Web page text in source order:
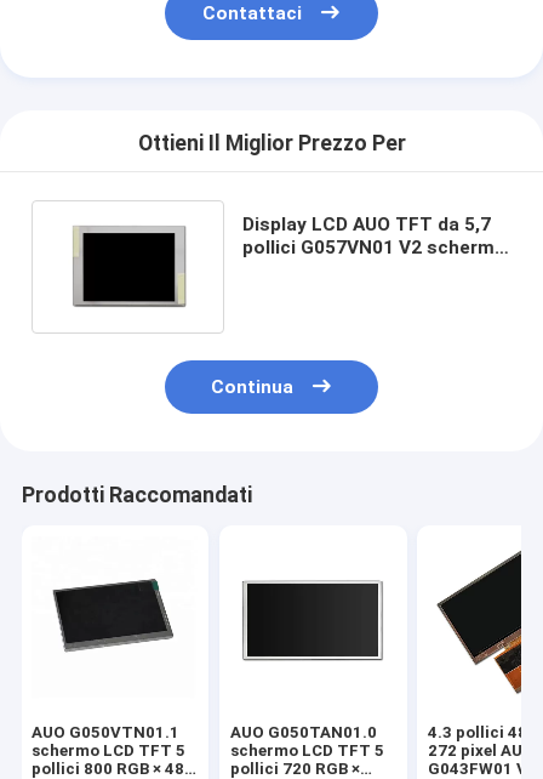
Contattaci
Ottieni Il Miglior Prezzo Per
Display LCD AUO TFT da 5,7
pollici G057VN01 V2 schermo
Continua
Prodotti Raccomandati
AUO G050VTN01.1
schermo LCD TFT 5
pollici 800 RGB × 480
AUO G050TAN01.0
schermo LCD TFT 5
pollici 720 RGB ×
4.3 pollici 480
272 pixel AUO
G043FW01 V0